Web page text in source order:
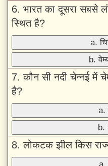
6. भारत का दूसरा सबसे
स्थित है?
a.
b.
7. कौन सी नदी चेन्नई में
है?
a.
b.
8. लोकटक झील किस